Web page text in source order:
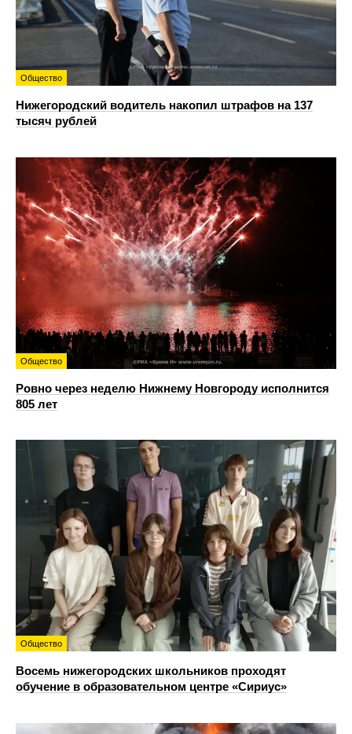
Общество
Нижегородский водитель накопил штрафов на 137
тысяч рублей
Общество
Ровно через неделю Нижнему Новгороду исполнится
805 лет
Общество
Восемь нижегородских школьников проходят
обучение в образовательном центре «Сириус»